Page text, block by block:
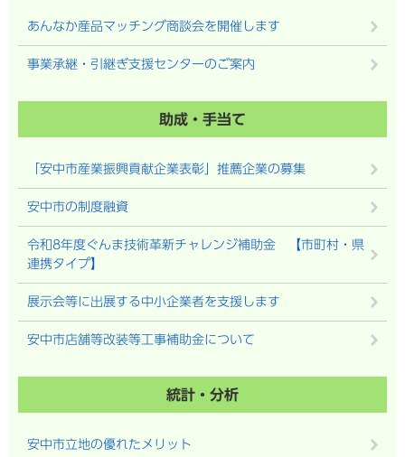
あんなか産品マッチング商談会を開催します
事業承継・引継ぎ支援センターのご案内
助成・手当て
「安中市産業振興貢献企業表彰」推薦企業の募集
安中市の制度融資
令和8年度ぐんま技術革新チャレンジ補助金 【市町村・県
連携タイプ】
展示会等に出展する中小企業者を支援します
安中市店舗等改装等工事補助金について
統計・分析
安中市立地の優れたメリット